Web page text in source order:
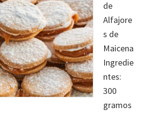
de
Alfajore
s de
Maicena
Ingredie
ntes:
300
gramos